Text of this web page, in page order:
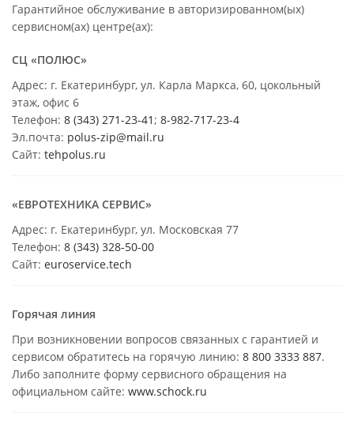
Гарантийное обслуживание в авторизированном(ых)
сервисном(ах) центре(ах):
СЦ «ПОЛЮС»
Адрес: г. Екатеринбург, ул. Карла Маркса, 60, цокольный
этаж, офис 6
Телефон: 8 (343) 271-23-41 ; 8-982-717-23-4
Эл.почта: polus-zip@mail.ru
Сайт: tehpolus.ru
«ЕВРОТЕХНИКА СЕРВИС»
Адрес: г. Екатеринбург, ул. Московская 77
Телефон: 8 (343) 328-50-00
Сайт: euroservice.tech
Горячая линия
При возникновении вопросов связанных с гарантией и
сервисом обратитесь на горячую линию: 8 800 3333 887.
Либо заполните форму сервисного обращения на
официальном сайте: www.schock.ru